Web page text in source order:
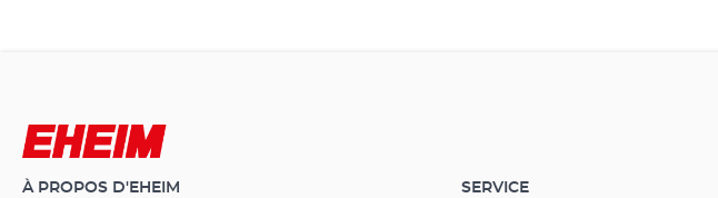
À PROPOS D'EHEIM SERVICE